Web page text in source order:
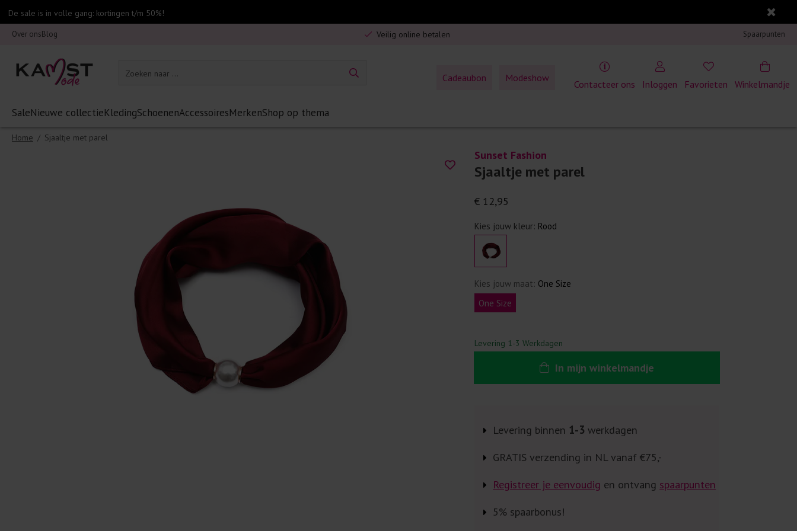
De sale is in volle gang: kortingen t/m 50%!
Over onsBlog
Veilig online betalen
Gratis verzending in Nederland vanaf €75,-
Spaarpunten
Winkelmandje
Cadeaubon Modeshow
Contacteer ons Inloggen Favorieten
SaleNieuwe collectieKledingSchoenenAccessoiresMerkenShop op thema
Home / Sjaaltje met parel
Sunset Fashion
Sjaaltje met parel
€ 12,95
Kies jouw kleur: Rood
Kies jouw maat: One Size
One Size
Levering 1-3 Werkdagen
In mijn winkelmandje
Levering binnen 1-3werkdagen
GRATIS verzending in NL vanaf €75,-
Registreer je eenvoudig en ontvang spaarpunten
5% spaarbonus!